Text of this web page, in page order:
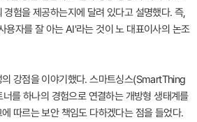
경험을 제공하는지에 달려 있다고 설명했다. 즉,
용자를 잘 아는 AI'라는 것이 노 대표이사의 논조
강점을 이야기했다. 스마트싱스(SmartThing
를 하나의 경험으로 연결하는 개방형 생태계를
따르는 보안 책임도 다하겠다는 점을 들었다.